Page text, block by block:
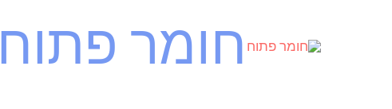
חומר פתוח